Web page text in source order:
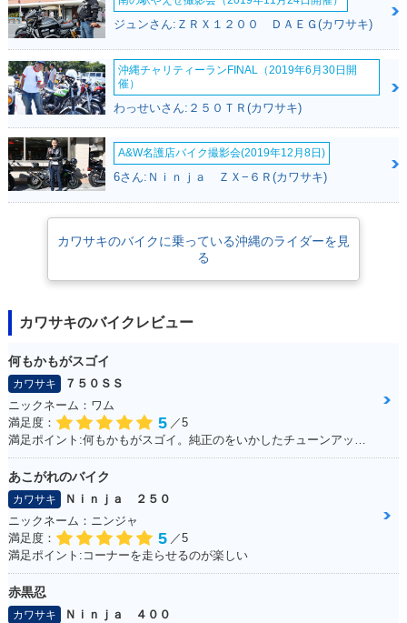
ジュンさん:ＺＲＸ１２００ ＤＡＥＧ(カワサキ)
沖縄チャリティーランFINAL（2019年6月30日開
催）
わっせいさん:２５０ＴＲ(カワサキ)
A&W名護店バイク撮影会(2019年12月8日)
6さん:Ｎｉｎｊａ ＺＸ−６Ｒ(カワサキ)
カワサキのバイクに乗っている沖縄のライダーを見
る
カワサキのバイクレビュー
何もかもがスゴイ
カワサキ
７５０ＳＳ
ニックネーム：ワム
満足度：
5 ／5
あこがれのバイク
カワサキ
Ｎｉｎｊａ ２５０
ニックネーム：ニンジャ
満足度：
5 ／5
満足ポイント:コーナーを走らせるのが楽しい
赤黒忍
カワサキ
Ｎｉｎｊａ ４００